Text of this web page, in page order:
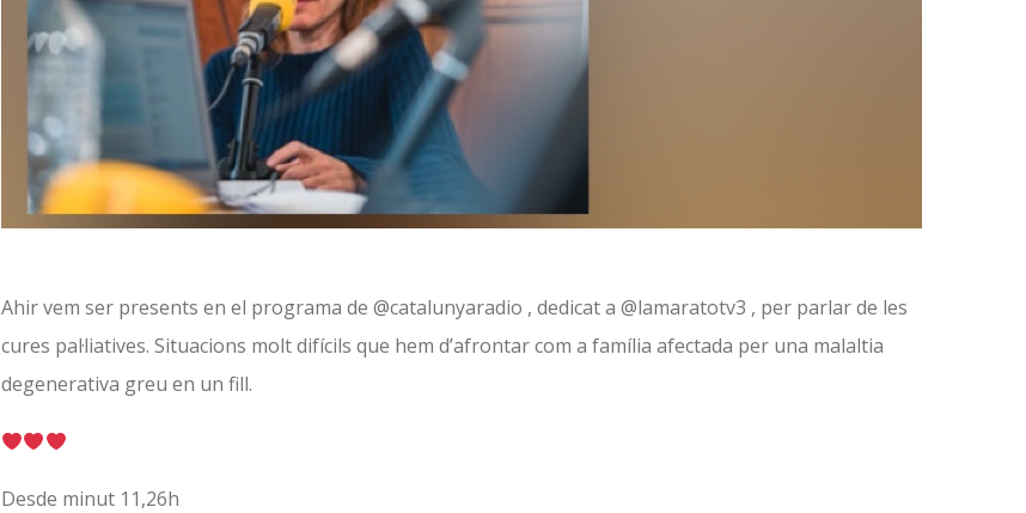
Ahir vem ser presents en el programa de @catalunyaradio , dedicat a @lamaratotv3 , per parlar de les
cures pal·liatives. Situacions molt difícils que hem d’afrontar com a família afectada per una malaltia
degenerativa greu en un fill.
Desde minut 11,26h